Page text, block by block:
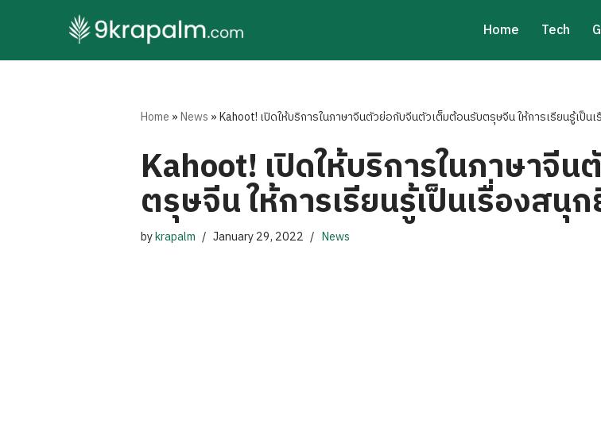
to
Home Tech
Home »News »Kahoot! เปิดให้บริการในภาษาจีนตัวย่อกับจีนตัวเต็มต้อนรับตรุษจีน ให้การเรียนรู้เป็น
Kahoot! เปิดให้บริการในภาษาจี
ตรุษจีน ให้การเรียนรู้เป็นเรื่องสนุ
bykrapalm January 29, 2022 News